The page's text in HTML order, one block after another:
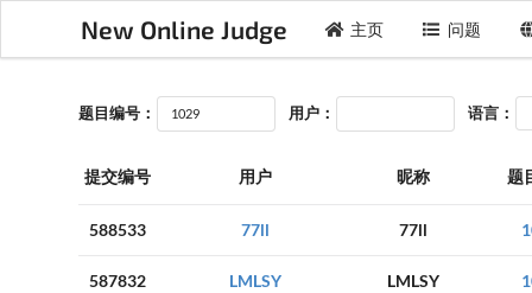
New Online Judge 主页 问题
题目编号： 用户： 语言：
提交编号 用户 昵称 题
588533 77ll 77ll
587832 LMLSY LMLSY